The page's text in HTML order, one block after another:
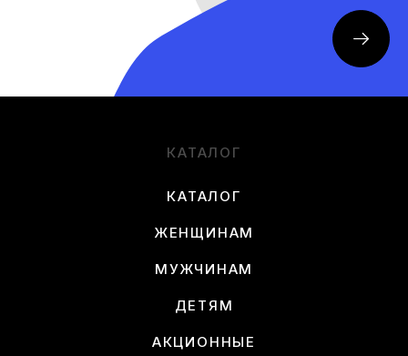
КАТАЛОГ
КАТАЛОГ
ЖЕНЩИНАМ
МУЖЧИНАМ
ДЕТЯМ
АКЦИОННЫЕ